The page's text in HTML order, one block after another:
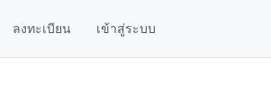
ลงทะเบียน เข้าสู่ระบบ